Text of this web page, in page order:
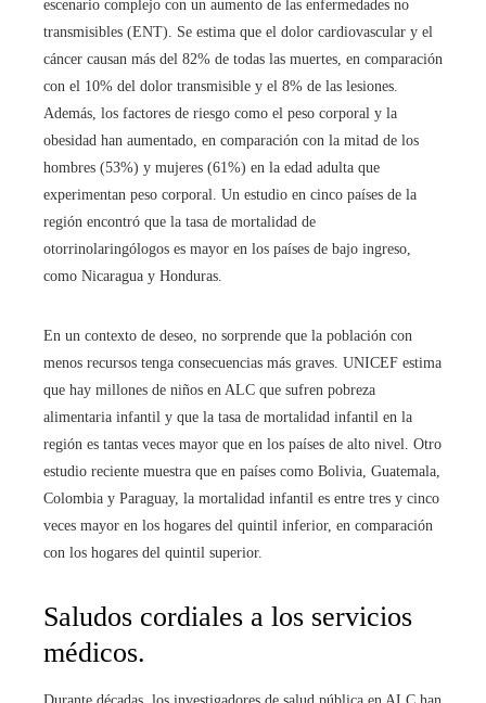
escenario complejo con un aumento de las enfermedades no
transmisibles (ENT). Se estima que el dolor cardiovascular y el
cáncer causan más del 82% de todas las muertes, en comparación
con el 10% del dolor transmisible y el 8% de las lesiones.
Además, los factores de riesgo como el peso corporal y la
obesidad han aumentado, en comparación con la mitad de los
hombres (53%) y mujeres (61%) en la edad adulta que
experimentan peso corporal. Un estudio en cinco países de la
región encontró que la tasa de mortalidad de
otorrinolaringólogos es mayor en los países de bajo ingreso,
como Nicaragua y Honduras.
En un contexto de deseo, no sorprende que la población con
menos recursos tenga consecuencias más graves. UNICEF estima
que hay millones de niños en ALC que sufren pobreza
alimentaria infantil y que la tasa de mortalidad infantil en la
región es tantas veces mayor que en los países de alto nivel. Otro
estudio reciente muestra que en países como Bolivia, Guatemala,
Colombia y Paraguay, la mortalidad infantil es entre tres y cinco
veces mayor en los hogares del quintil inferior, en comparación
con los hogares del quintil superior.
Saludos cordiales a los servicios
médicos.